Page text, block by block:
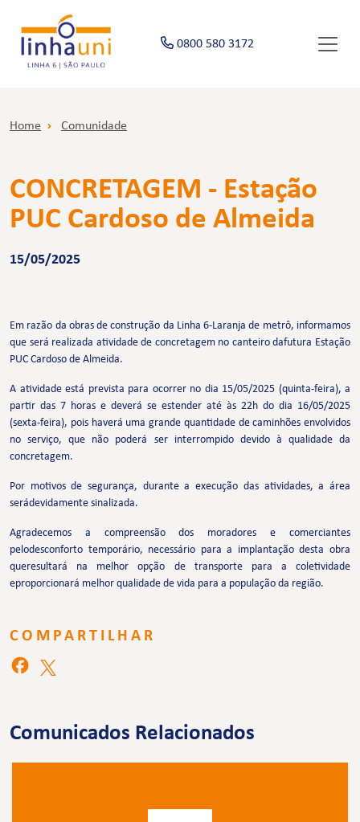
0800 580 3172
Home Comunidade
CONCRETAGEM - Estação
PUC Cardoso de Almeida
15/05/2025
Em razão da obras de construção da Linha 6-Laranja de metrô, informamos
que será realizada atividade de concretagem no canteiro dafutura Estação
PUC Cardoso de Almeida.
A atividade está prevista para ocorrer no dia 15/05/2025 (quinta-feira), a
partir das 7 horas e deverá se estender até às 22h do dia 16/05/2025
(sexta-feira), pois haverá uma grande quantidade de caminhões envolvidos
no serviço, que não poderá ser interrompido devido à qualidade da
concretagem.
Por motivos de segurança, durante a execução das atividades, a área
serádevidamente sinalizada.
Agradecemos a compreensão dos moradores e comerciantes
pelodesconforto temporário, necessário para a implantação desta obra
queresultará na melhor opção de transporte para a coletividade
eproporcionará melhor qualidade de vida para a população da região.
COMPARTILHAR
Comunicados Relacionados